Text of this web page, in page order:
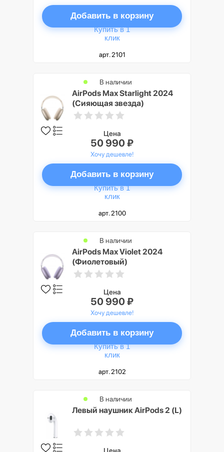
Добавить в корзину
Купить в 1
клик
арт. 2101
AirPods Max Starlight 2024
(Сияющая звезда)
В наличии
Цена
50 990 ₽
Хочу дешевле!
Добавить в корзину
Купить в 1
клик
арт. 2100
AirPods Max Violet 2024
(Фиолетовый)
В наличии
Цена
50 990 ₽
Хочу дешевле!
Добавить в корзину
Купить в 1
клик
арт. 2102
Левый наушник AirPods 2 (L)
В наличии